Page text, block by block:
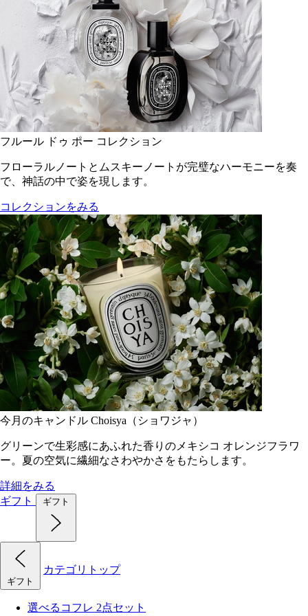
フルール ドゥ ポー コレクション
フローラルノートとムスキーノートが完璧なハーモニーを奏
で、神話の中で姿を現します。
コレクションをみる
今月のキャンドル Choisya（ショワジャ）
グリーンで生彩感にあふれた香りのメキシコ オレンジフラワ
ー。夏の空気に繊細なさわやかさをもたらします。
詳細をみる
ギフト
ギフト
ギフト
カテゴリトップ
選べるコフレ 2点セット